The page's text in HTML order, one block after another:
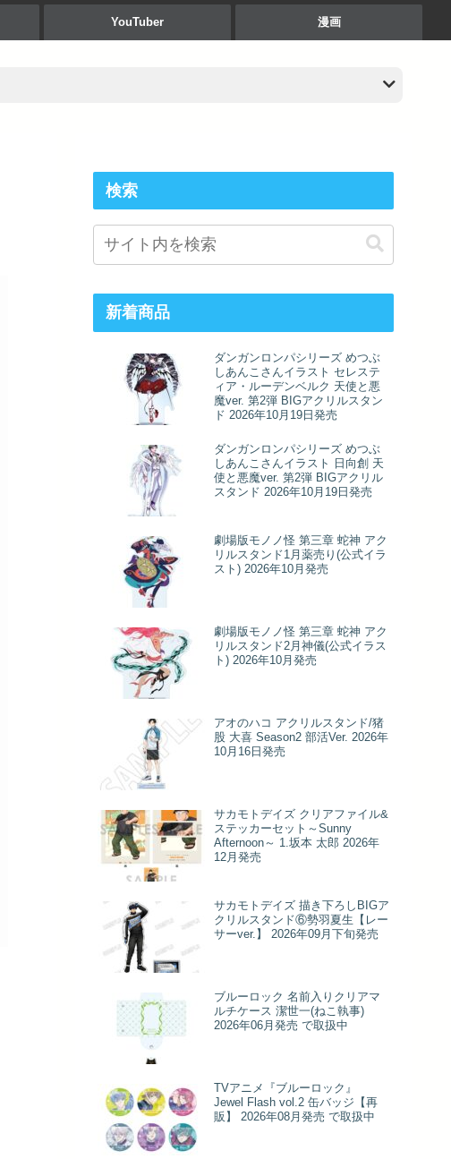
YouTuber 漫画
検索
新着商品
ダンガンロンパシリーズ めつぶ
しあんこさんイラスト セレステ
ィア・ルーデンベルク 天使と悪
魔ver. 第2弾 BIGアクリルスタン
ド 2026年10月19日発売
ダンガンロンパシリーズ めつぶ
しあんこさんイラスト 日向創 天
使と悪魔ver. 第2弾 BIGアクリル
スタンド 2026年10月19日発売
劇場版モノノ怪 第三章 蛇神 アク
リルスタンド1月薬売り(公式イラ
スト) 2026年10月発売
劇場版モノノ怪 第三章 蛇神 アク
リルスタンド2月神儀(公式イラス
ト) 2026年10月発売
アオのハコ アクリルスタンド/猪
股 大喜 Season2 部活Ver. 2026年
10月16日発売
サカモトデイズ クリアファイル&
ステッカーセット～Sunny
Afternoon～ 1.坂本 太郎 2026年
12月発売
サカモトデイズ 描き下ろしBIGア
クリルスタンド⑥勢羽夏生【レー
サーver.】 2026年09月下旬発売
ブルーロック 名前入りクリアマ
ルチケース 潔世一(ねこ執事)
2026年06月発売 で取扱中
TVアニメ『ブルーロック』
Jewel Flash vol.2 缶バッジ【再
販】 2026年08月発売 で取扱中